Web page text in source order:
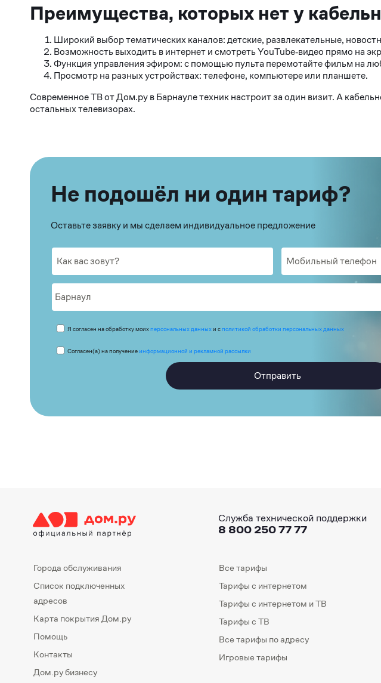
Преимущества, которых нет у
Широкий выбор тематических каналов: детские, развлекательные,
Возможность выходить в интернет и смотреть YouTube‑видео прямо на
Функция управления эфиром: с помощью пульта перемотайте фильм на
Просмотр на разных устройствах: телефоне, компьютере или планшете.
Современное ТВ от Дом.ру в Барнауле техник настроит за один визит. А
остальных телевизорах.
Не подошёл ни один тариф?
Оставьте заявку и мы сделаем индивидуальное предложение
Я согласен на обработку моихперсональных данныхи сполитикой обработки персональных данных
Согласен(а) на получениеинформационной и рекламной рассылки
Отправить
Служба технической поддержки
8 800 250 77 77
Города обслуживания
Список подключенных
адресов
Карта покрытия Дом.ру
Помощь
Контакты
Дом.ру бизнесу
Все тарифы
Тарифы с интернетом
Тарифы с интернетом и ТВ
Тарифы с ТВ
Все тарифы по адресу
Игровые тарифы